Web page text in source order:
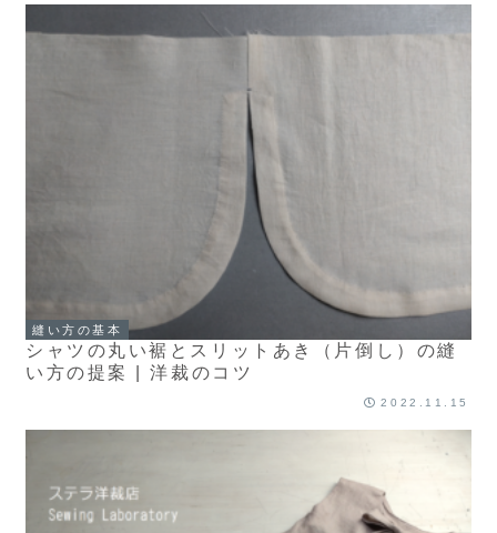
縫い方の基本
シャツの丸い裾とスリットあき（片倒し）の縫
い方の提案 | 洋裁のコツ
2022.11.15